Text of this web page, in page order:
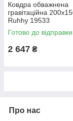
Ковдра обважнена
гравітаційна
Ruhhy 19533
Готово до відправки
2 647 ₴
Про нас